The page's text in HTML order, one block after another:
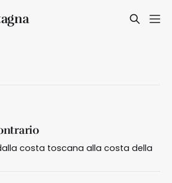
costa toscana alla costa della